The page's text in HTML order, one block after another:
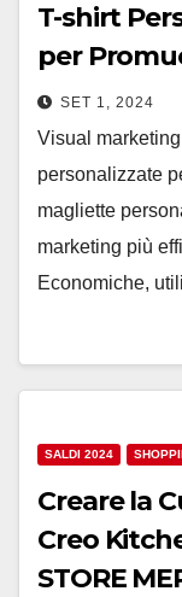
T-shirt
per
SET 1, 2024
Visual
personalizzate
magliette
marketing più
Economiche,
SALDI 2024
Creare la
Creo
STORE